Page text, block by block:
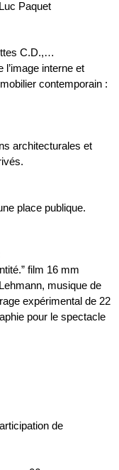
Paquet
C.D.,…
l’image interne et
contemporain :
architecturales et
place publique.
film 16 mm
musique de
expérimental de 22
pour le spectacle
de